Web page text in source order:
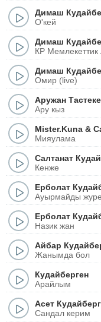
Димаш
О'кей
Димаш
КР
Димаш
Омир (live)
Аружан
Ару кыз
Mister.Kuna &
Мияулама
Салтанат
Кенже
Ерболат
Ауырмайды
Ерболат
Назик жан
Айбар
Жанымда бол
Кудайберген
Арайлым
Асет
Сандал керим